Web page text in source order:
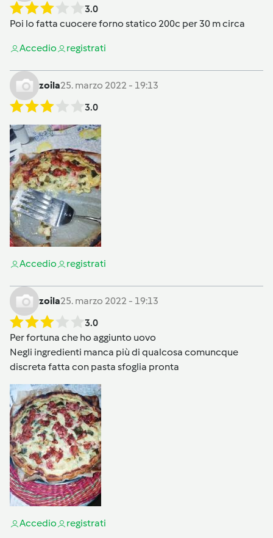
3.0
Poi lo fatta cuocere forno statico 200c per 30 m circa
Accedio registrati
zoila25. marzo 2022 - 19:13
3.0
Accedio registrati
zoila25. marzo 2022 - 19:13
3.0
Per fortuna che ho aggiunto uovo
Negli ingredienti manca più di qualcosa comuncque
discreta fatta con pasta sfoglia pronta
Accedio registrati